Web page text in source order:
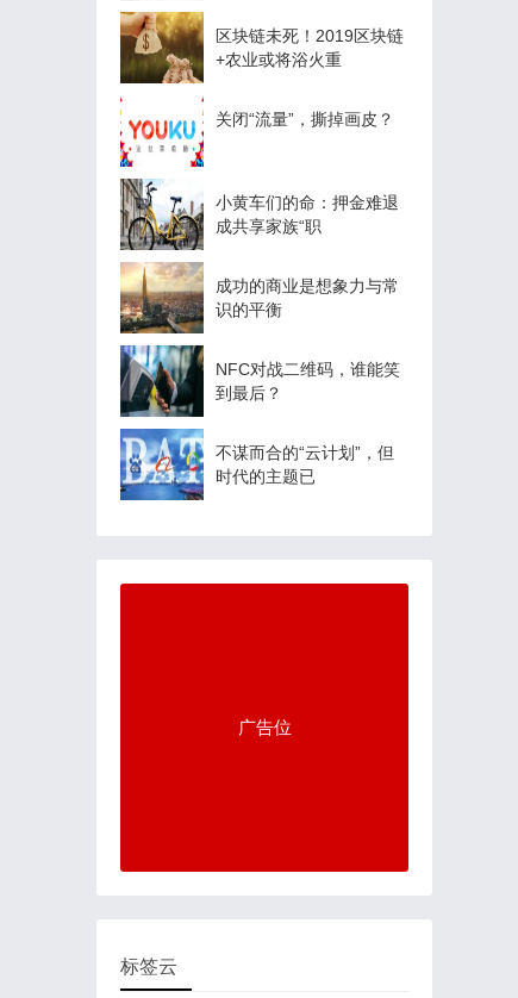
区块链未死！2019区块链
+农业或将浴火重
关闭“流量”，撕掉画皮？
小黄车们的命：押金难退
成共享家族“职
成功的商业是想象力与常
识的平衡
NFC对战二维码，谁能笑
到最后？
不谋而合的“云计划”，但
时代的主题已
广告位
标签云